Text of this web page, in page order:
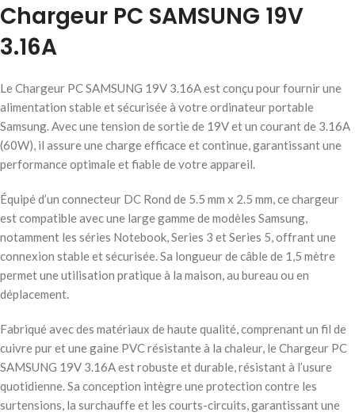
Chargeur PC SAMSUNG 19V
3.16A
Le Chargeur PC SAMSUNG 19V 3.16A est conçu pour fournir une
alimentation stable et sécurisée à votre ordinateur portable
Samsung. Avec une tension de sortie de 19V et un courant de 3.16A
(60W), il assure une charge efficace et continue, garantissant une
performance optimale et fiable de votre appareil.
Équipé d’un connecteur DC Rond de 5.5 mm x 2.5 mm, ce chargeur
est compatible avec une large gamme de modèles Samsung,
notamment les séries Notebook, Series 3 et Series 5, offrant une
connexion stable et sécurisée. Sa longueur de câble de 1,5 mètre
permet une utilisation pratique à la maison, au bureau ou en
déplacement.
Fabriqué avec des matériaux de haute qualité, comprenant un fil de
cuivre pur et une gaine PVC résistante à la chaleur, le Chargeur PC
SAMSUNG 19V 3.16A est robuste et durable, résistant à l’usure
quotidienne. Sa conception intègre une protection contre les
surtensions, la surchauffe et les courts-circuits, garantissant une